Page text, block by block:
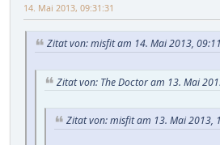
14. Mai 2013, 09:31:31
Zitat von: misfit am 14. Mai 2013,
Zitat von: The Doctor am 13. Mai
Zitat von: misfit am 13. Mai 2013,